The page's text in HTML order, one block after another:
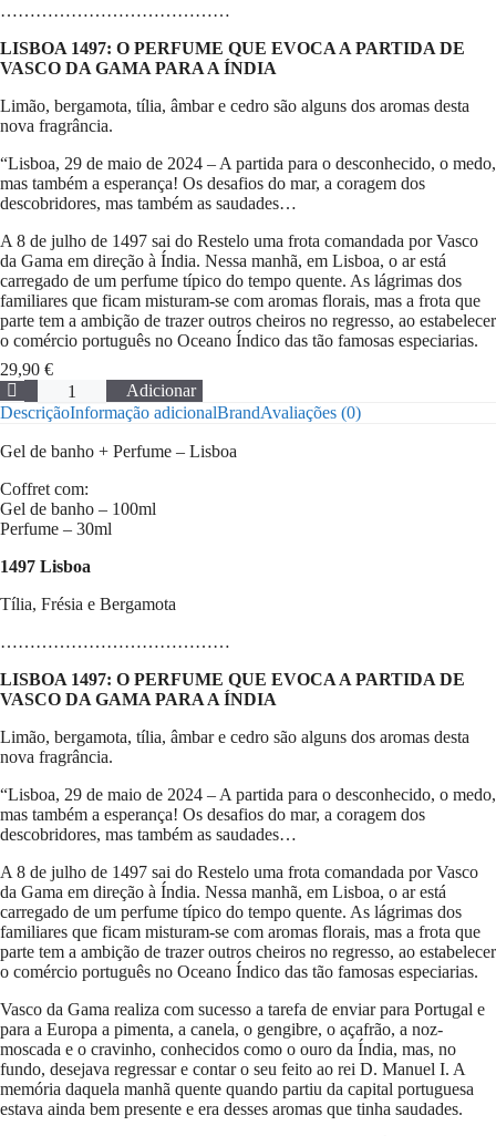
…………………………………
LISBOA 1497: O PERFUME QUE EVOCA A PARTIDA DE
VASCO DA GAMA PARA A ÍNDIA
Limão, bergamota, tília, âmbar e cedro são alguns dos aromas desta
nova fragrância.
“Lisboa, 29 de maio de 2024 – A partida para o desconhecido, o medo,
mas também a esperança! Os desafios do mar, a coragem dos
descobridores, mas também as saudades…
A 8 de julho de 1497 sai do Restelo uma frota comandada por Vasco
da Gama em direção à Índia. Nessa manhã, em Lisboa, o ar está
carregado de um perfume típico do tempo quente. As lágrimas dos
familiares que ficam misturam-se com aromas florais, mas a frota que
parte tem a ambição de trazer outros cheiros no regresso, ao estabelecer
o comércio português no Oceano Índico das tão famosas especiarias.
29,90 €
Quantidade
de
Gel
de
+
Perfume
-
Adicionar
DescriçãoInformação adicionalBrandAvaliações (0)
Gel de banho + Perfume – Lisboa
Coffret com:
Gel de banho – 100ml
Perfume – 30ml
1497 Lisboa
Tília, Frésia e Bergamota
…………………………………
LISBOA 1497: O PERFUME QUE EVOCA A PARTIDA DE
VASCO DA GAMA PARA A ÍNDIA
Limão, bergamota, tília, âmbar e cedro são alguns dos aromas desta
nova fragrância.
“Lisboa, 29 de maio de 2024 – A partida para o desconhecido, o medo,
mas também a esperança! Os desafios do mar, a coragem dos
descobridores, mas também as saudades…
A 8 de julho de 1497 sai do Restelo uma frota comandada por Vasco
da Gama em direção à Índia. Nessa manhã, em Lisboa, o ar está
carregado de um perfume típico do tempo quente. As lágrimas dos
familiares que ficam misturam-se com aromas florais, mas a frota que
parte tem a ambição de trazer outros cheiros no regresso, ao estabelecer
o comércio português no Oceano Índico das tão famosas especiarias.
Vasco da Gama realiza com sucesso a tarefa de enviar para Portugal e
para a Europa a pimenta, a canela, o gengibre, o açafrão, a noz-
moscada e o cravinho, conhecidos como o ouro da Índia, mas, no
fundo, desejava regressar e contar o seu feito ao rei D. Manuel I. A
memória daquela manhã quente quando partiu da capital portuguesa
estava ainda bem presente e era desses aromas que tinha saudades.